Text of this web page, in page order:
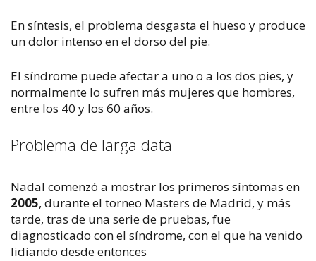
En síntesis, el problema desgasta el hueso y produce
un dolor intenso en el dorso del pie.
El síndrome puede afectar a uno o a los dos pies, y
normalmente lo sufren más mujeres que hombres,
entre los 40 y los 60 años.
Problema de larga data
Nadal comenzó a mostrar los primeros síntomas en
2005, durante el torneo Masters de Madrid, y más
tarde, tras de una serie de pruebas, fue
diagnosticado con el síndrome, con el que ha venido
lidiando desde entonces